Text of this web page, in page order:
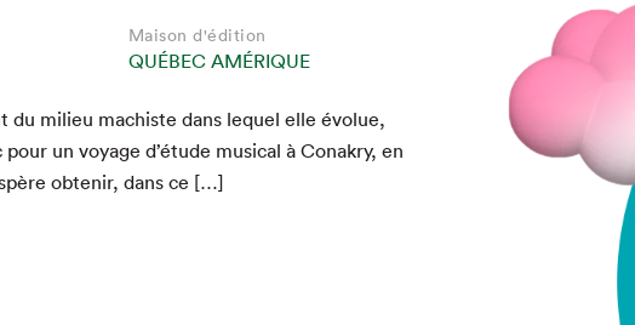
Maison d'édition
QUÉBEC AMÉRIQUE
du milieu machiste dans lequel elle évolue,
un voy­age d’étude musi­cal à Conakry, en
obtenir, dans ce […]